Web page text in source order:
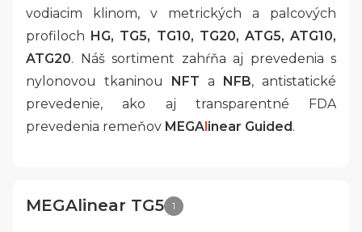
vodiacim klinom, v metrických a palcových
profiloch HG, TG5, TG10, TG20, ATG5, ATG10,
ATG20. Náš sortiment zahŕňa aj prevedenia s
nylonovou tkaninou
NFT a NFB, antistatické
prevedenie, ako aj transparentné FDA
prevedenia remeňov MEGA inear Guided .
MEGAlinear TG5 1